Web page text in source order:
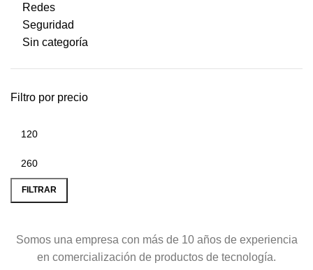
Redes
Seguridad
Sin categoría
Filtro por precio
FILTRAR
Somos una empresa con más de 10 años de experiencia
en comercialización de productos de tecnología.